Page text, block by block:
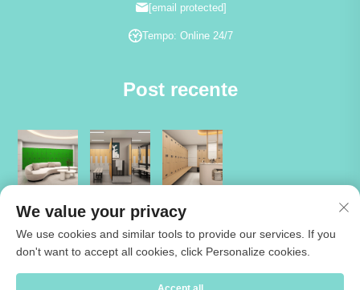
[email protected]
Tempo: Online 24/7
Post recente
Copyright © 2026 Jiangsu Cartmay Industrial Co.,Ltd. Tutti i diritti
We value your privacy
We use cookies and similar tools to provide our services. If you
don't want to accept all cookies, click Personalize cookies.